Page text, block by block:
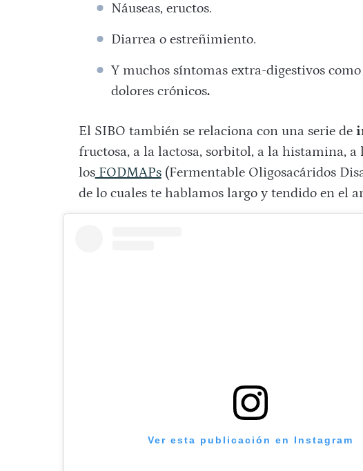
Náuseas, eructos.
Diarrea o estreñimiento.
Y muchos síntomas extra-digestivos
dolores crónicos.
El SIBO también se relaciona con una serie de
fructosa, a la lactosa, sorbitol, a la histamina,
losFODMAPs(Fermentable Oligosacáridos
de lo cuales te hablamos largo y tendido en el
Ver esta publicación en Instagram